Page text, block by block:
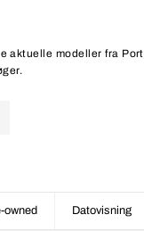
aktuelle modeller fra
owned Datovisning